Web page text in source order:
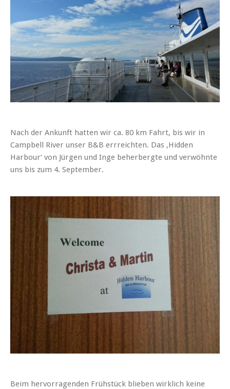
Nach der Ankunft hatten wir ca. 80 km Fahrt, bis wir in
Campbell River unser B&B errreichten. Das ‚Hidden
Harbour‘ von Jürgen und Inge beherbergte und verwöhnte
uns bis zum 4. September.
Beim hervorragenden Frühstück blieben wirklich keine